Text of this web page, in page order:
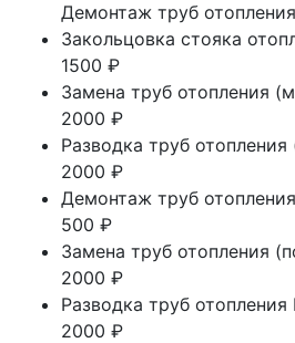
Демонтаж труб отопления
Закольцовка стояка
1500 ₽
Замена труб отопления
2000 ₽
Разводка труб
2000 ₽
Демонтаж труб
500 ₽
Замена труб отопления
2000 ₽
Разводка труб отопления
2000 ₽